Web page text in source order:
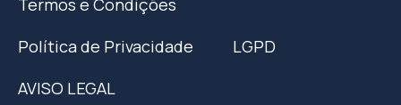
Termos e Condições
Política de Privacidade
LGPD
AVISO LEGAL